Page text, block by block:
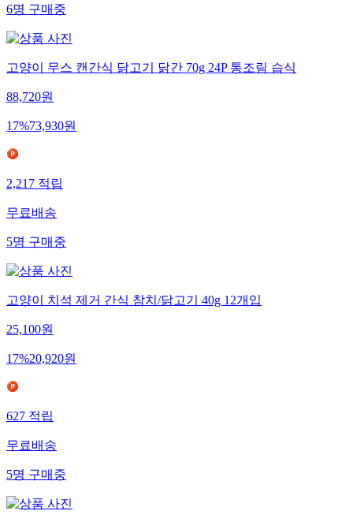
6명구매중
고양이 무스 캔간식 닭고기 닭간 70g 24P 통조림 습식
88,720원
17%73,930원
2,217적립
무료배송
5명구매중
고양이 치석 제거 간식 참치/닭고기 40g 12개입
25,100원
17%20,920원
627적립
무료배송
5명구매중